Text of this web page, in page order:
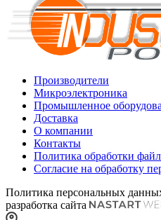
Производители
Микроэлектроника
Промышленное
Доставка
О компании
Контакты
Политика обработки
Согласие на обработку
Политика персональных
разработка сайта